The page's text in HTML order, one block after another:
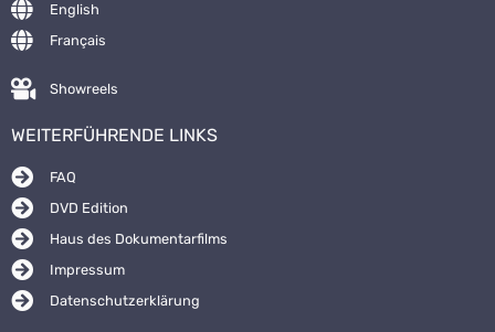
English
Français
Showreels
WEITERFÜHRENDE LINKS
FAQ
DVD Edition
Haus des Dokumentarfilms
Impressum
Datenschutzerklärung